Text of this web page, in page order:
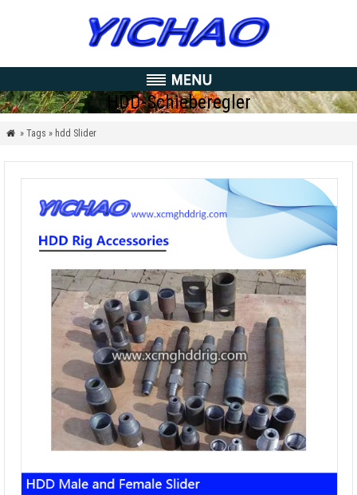
HDD-Schieberegler
 » Tags » hdd Slider